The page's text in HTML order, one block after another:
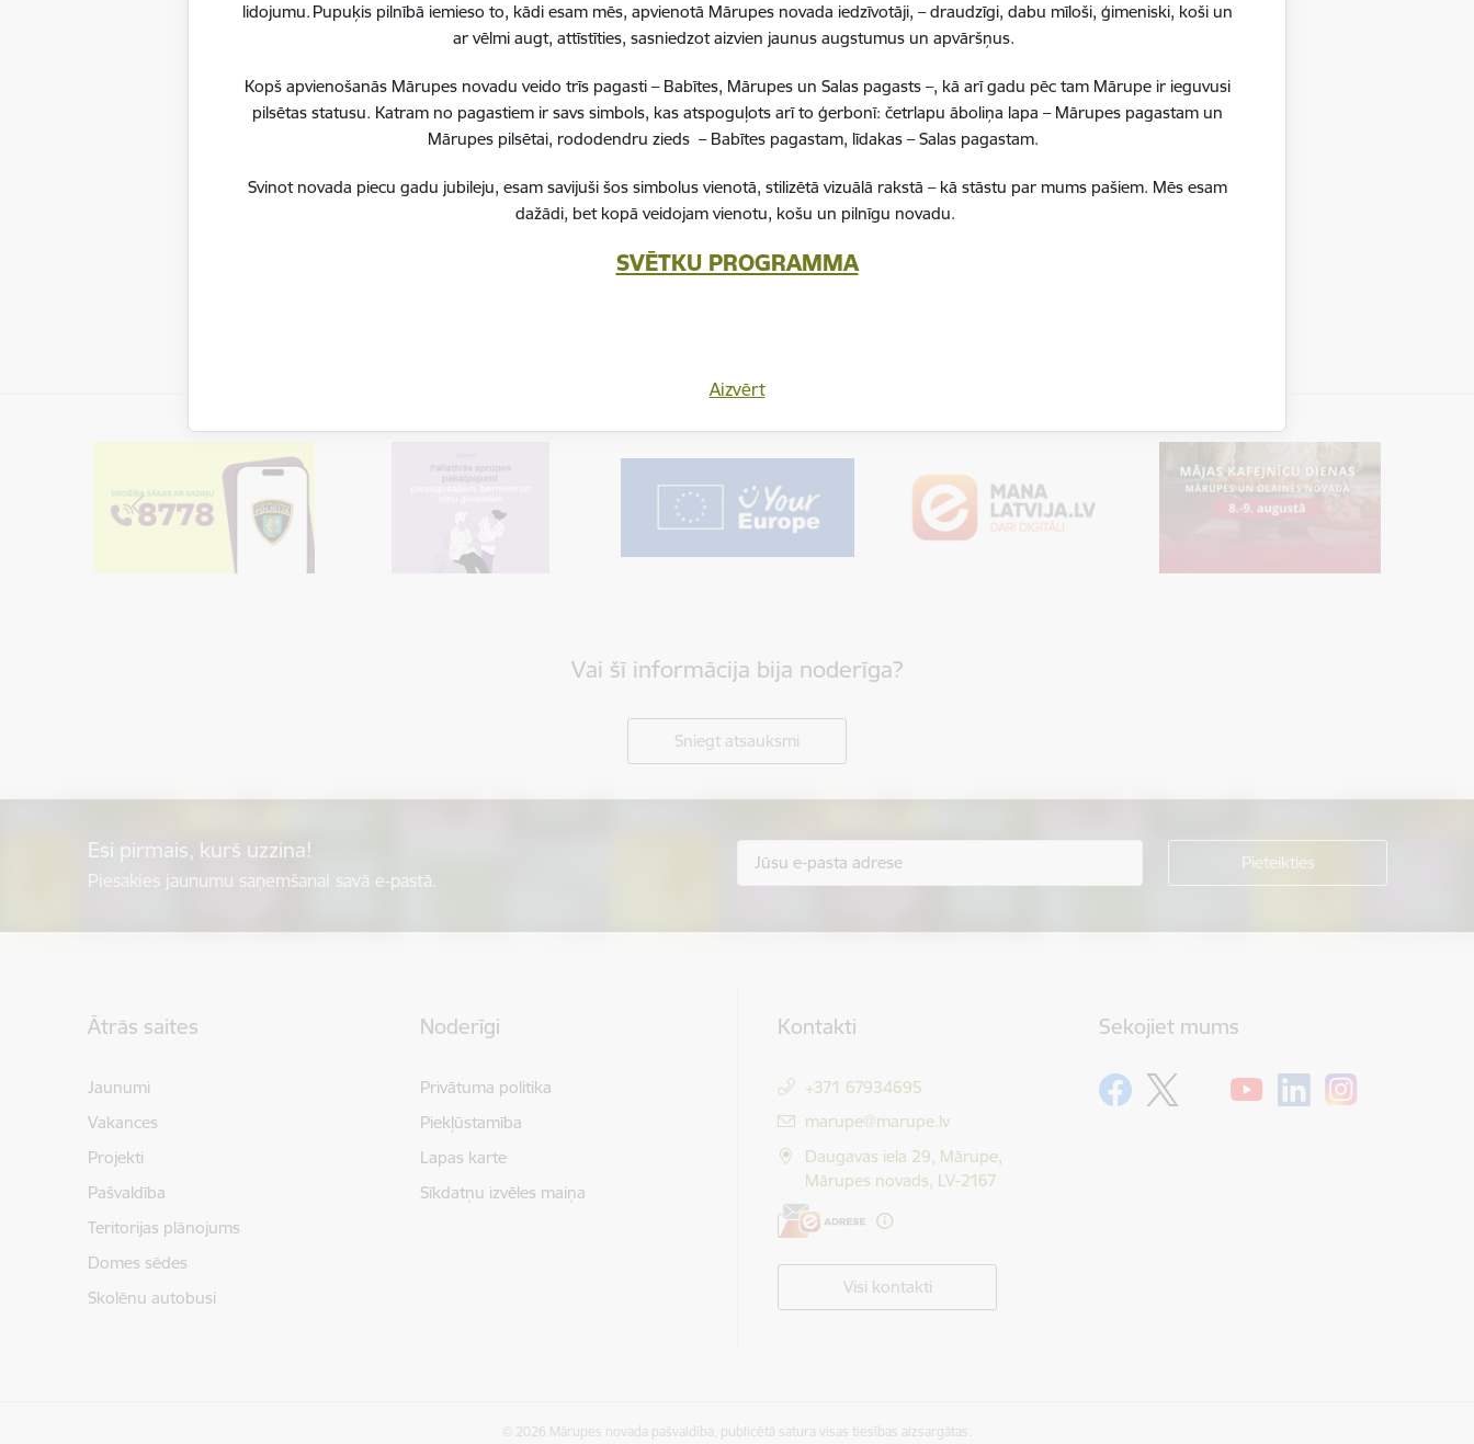
lidojumu. Pupuķis pilnībā iemieso to, kādi esam mēs, apvienotā Mārupes novada iedzīvotāji, – draudzīgi, dabu mīloši, ģimeniski, koši un
ar vēlmi augt, attīstīties, sasniedzot aizvien jaunus augstumus un apvāršņus.
Kopš apvienošanās Mārupes novadu veido trīs pagasti – Babītes, Mārupes un Salas pagasts –, kā arī gadu pēc tam Mārupe ir ieguvusi
pilsētas statusu. Katram no pagastiem ir savs simbols, kas atspoguļots arī to ģerbonī: četrlapu āboliņa lapa – Mārupes pagastam un
Mārupes pilsētai, rododendru zieds – Babītes pagastam, līdakas – Salas pagastam.
Svinot novada piecu gadu jubileju, esam savijuši šos simbolus vienotā, stilizētā vizuālā rakstā – kā stāstu par mums pašiem. Mēs esam
dažādi, bet kopā veidojam vienotu, košu un pilnīgu novadu.
SVĒTKU PROGRAMMA
Aizvērt
Vai šī informācija bija noderīga?
Sniegt atsauksmi
Esi pirmais, kurš uzzina!
Piesakies jaunumu saņemšanai savā e-pastā.
Ātrās saites
Jaunumi
Vakances
Projekti
Pašvaldība
Teritorijas plānojums
Domes sēdes
Skolēnu autobusi
Noderīgi
Privātuma politika
Piekļūstamība
Lapas karte
Sīkdatņu izvēles maiņa
Kontakti
+371 67934695
E-pasts:
marupe@marupe.lv
Daugavas iela 29, Mārupe,
Mārupes novads, LV-2167
Visi kontakti
Sekojiet mums
© 2026 Mārupes novada pašvaldība, publicētā satura visas tiesības aizsargātas.